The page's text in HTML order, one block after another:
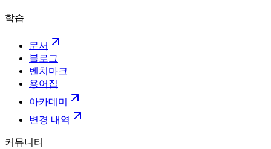
학습
문서
블로그
벤치마크
용어집
아카데미
변경 내역
커뮤니티